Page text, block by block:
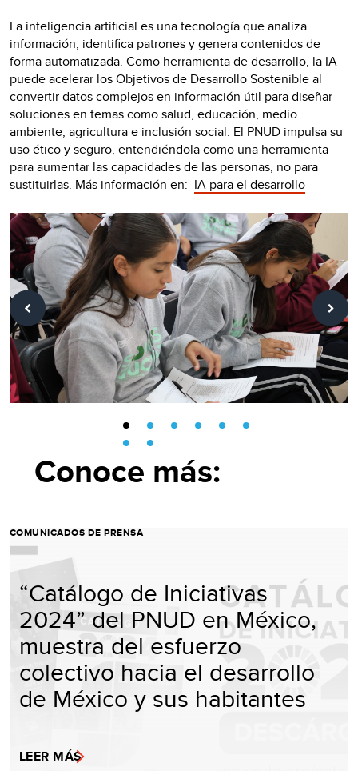
La inteligencia artificial es una tecnología que analiza
información, identifica patrones y genera contenidos de
forma automatizada. Como herramienta de desarrollo, la IA
puede acelerar los Objetivos de Desarrollo Sostenible al
convertir datos complejos en información útil para diseñar
soluciones en temas como salud, educación, medio
ambiente, agricultura e inclusión social. El PNUD impulsa su
uso ético y seguro, entendiéndola como una herramienta
para aumentar las capacidades de las personas, no para
sustituirlas. Más información en: IA para el desarrollo
Conoce más:
COMUNICADOS DE PRENSA
“Catálogo de Iniciativas
2024” del PNUD en México,
muestra del esfuerzo
colectivo hacia el desarrollo
de México y sus habitantes
LEER MÁS